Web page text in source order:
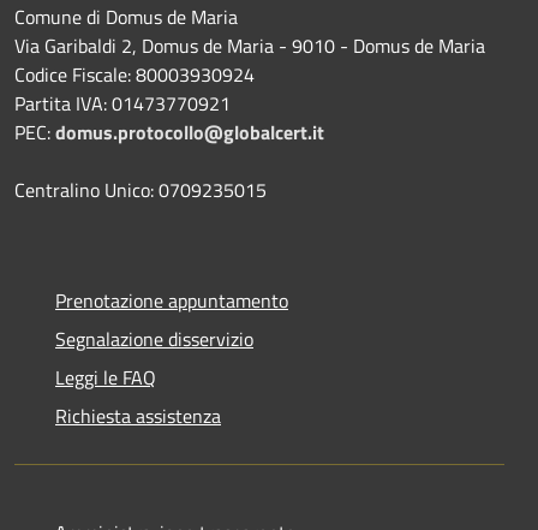
Comune di Domus de Maria
Via Garibaldi 2, Domus de Maria - 9010 - Domus de Maria
Codice Fiscale: 80003930924
Partita IVA: 01473770921
PEC:domus.protocollo@globalcert.it
Centralino Unico: 0709235015
Prenotazione appuntamento
Segnalazione disservizio
Leggi le FAQ
Richiesta assistenza